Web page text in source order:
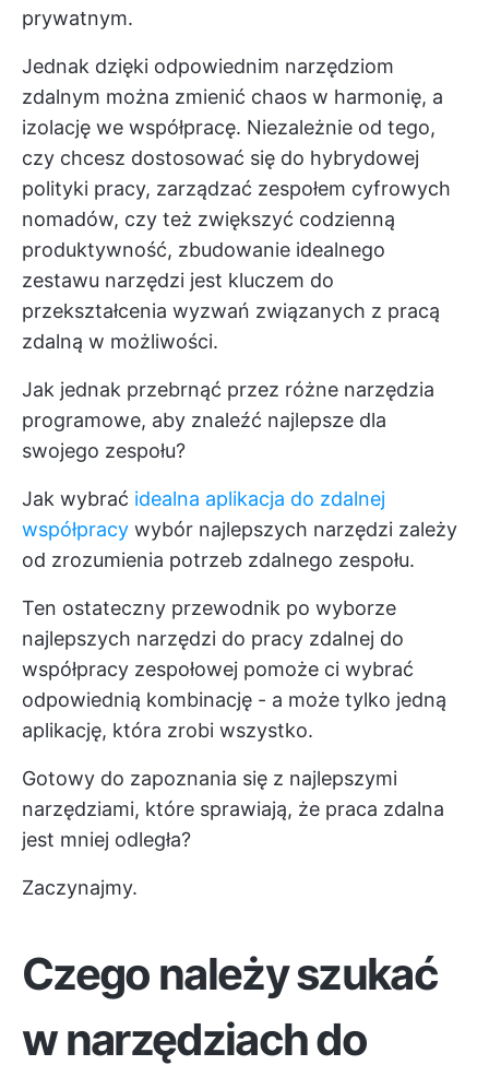
prywatnym.
Jednak dzięki odpowiednim narzędziom
zdalnym można zmienić chaos w harmonię, a
izolację we współpracę. Niezależnie od tego,
czy chcesz dostosować się do hybrydowej
polityki pracy, zarządzać zespołem cyfrowych
nomadów, czy też zwiększyć codzienną
produktywność, zbudowanie idealnego
zestawu narzędzi jest kluczem do
przekształcenia wyzwań związanych z pracą
zdalną w możliwości.
Jak jednak przebrnąć przez różne narzędzia
programowe, aby znaleźć najlepsze dla
swojego zespołu?
Jak wybrać idealna aplikacja do zdalnej
współpracy wybór najlepszych narzędzi zależy
od zrozumienia potrzeb zdalnego zespołu.
Ten ostateczny przewodnik po wyborze
najlepszych narzędzi do pracy zdalnej do
współpracy zespołowej pomoże ci wybrać
odpowiednią kombinację - a może tylko jedną
aplikację, która zrobi wszystko.
Gotowy do zapoznania się z najlepszymi
narzędziami, które sprawiają, że praca zdalna
jest mniej odległa?
Zaczynajmy.
Czego należy szukać
w narzędziach do